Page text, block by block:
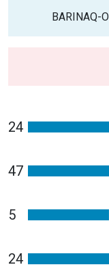
BARINAQ-
24
47
5
24